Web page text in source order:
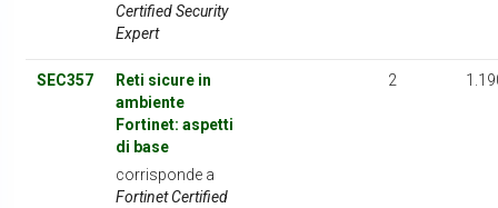
Certified Security
Expert
SEC357
Reti sicure in
ambiente
Fortinet: aspetti
di base
corrisponde a
Fortinet Certified
2